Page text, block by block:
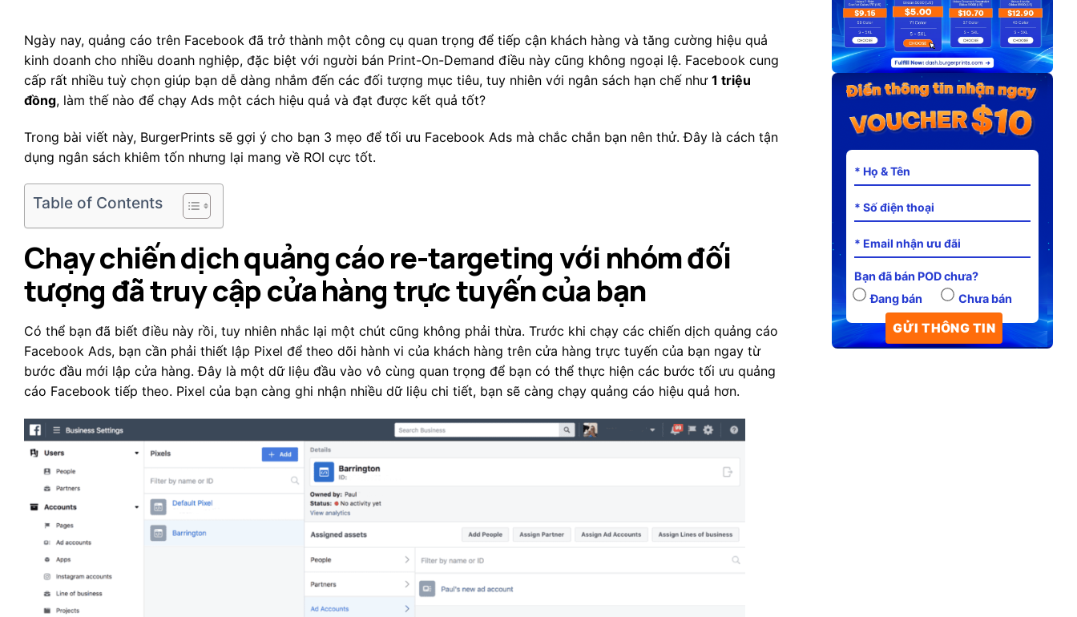
Ngày nay, quảng cáo trên Facebook đã trở thành một công cụ quan trọng để tiếp cận khách hàng và tăng cường hiệu quả
kinh doanh cho nhiều doanh nghiệp, đặc biệt với người bán Print-On-Demand điều này cũng không ngoại lệ. Facebook cung
cấp rất nhiều tuỳ chọn giúp bạn dễ dàng nhắm đến các đối tượng mục tiêu, tuy nhiên với ngân sách hạn chế như 1 triệu
đồng, làm thế nào để chạy Ads một cách hiệu quả và đạt được kết quả tốt?
Trong bài viết này, BurgerPrints sẽ gợi ý cho bạn 3 mẹo để tối ưu Facebook Ads mà chắc chắn bạn nên thử.Đây là cách tận
dụng ngân sách khiêm tốn nhưng lại mang về ROI cực tốt.
Table of Contents
Chạy chiến dịch quảng cáo re-targeting với nhóm đối
tượng đã truy cập cửa hàng trực tuyến của bạn
Có thể bạn đã biết điều này rồi, tuy nhiên nhắc lại một chút cũng không phải thừa. Trước khi chạy các chiến dịch quảng cáo
Facebook Ads, bạn cần phải thiết lập Pixel để theo dõi hành vi của khách hàng trên cửa hàng trực tuyến của bạn ngay từ
bước đầu mới lập cửa hàng. Đây là một dữ liệu đầu vào vô cùng quan trọng để bạn có thể thực hiện các bước tối ưu quảng
cáo Facebook tiếp theo. Pixel của bạn càng ghi nhận nhiều dữ liệu chi tiết, bạn sẽ càng chạy quảng cáo hiệu quả hơn.
Bạn đã bán POD chưa?
Đang bán
Chưa bán